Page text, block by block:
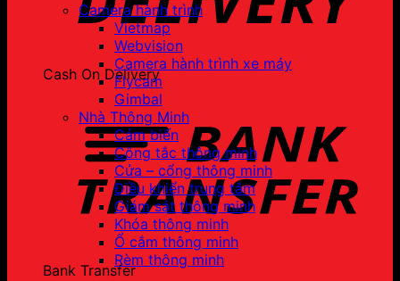
Cash On Delivery
Bank Transfer
Camera hành trình
Vietmap
Webvision
Camera hành trình xe máy
Flycam
Gimbal
Nhà Thông Minh
Cảm biến
Công tắc thông minh
Cửa – cổng thông minh
Điều khiển trung tâm
Giám sát thông minh
Khóa thông minh
Ổ cắm thông minh
Rèm thông minh